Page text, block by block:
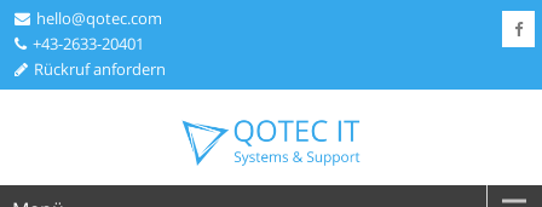
hello@qotec.com
+43-2633-20401
Rückruf anfordern